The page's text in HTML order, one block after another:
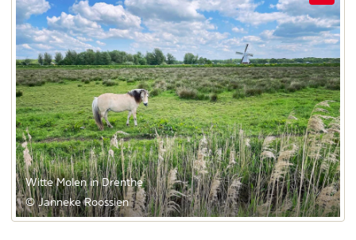
Witte Molen in Drenthe
© Janneke Roossien